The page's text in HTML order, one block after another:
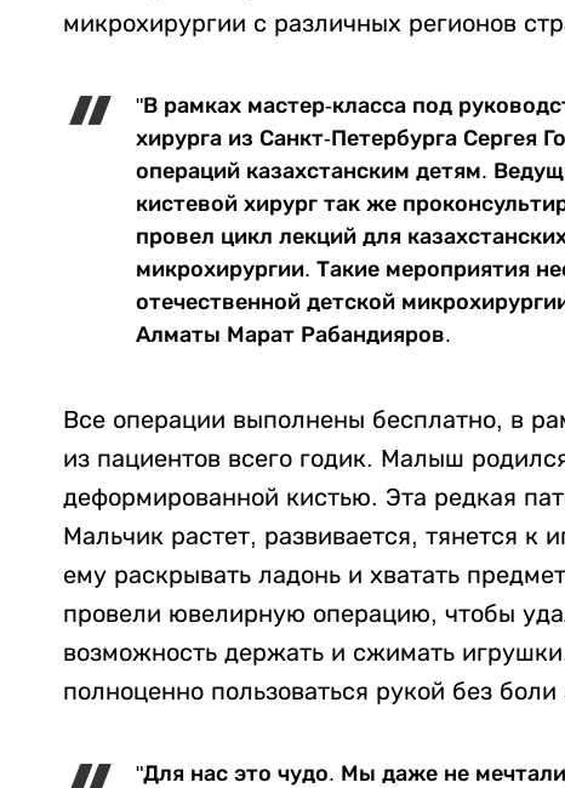
микрохирургии с различных регионов
"В рамках мастер-класса под
хирурга из Санкт-Петербурга Сергея
операций казахстанским детям.
кистевой хирург так же
провел цикл лекций для
микрохирургии. Такие мероприятия
отечественной детской
Алматы Марат Рабандияров.
Все операции выполнены бесплатно, в
из пациентов всего годик. Малыш
деформированной кистью. Эта редкая
Мальчик растет, развивается, тянется
ему раскрывать ладонь и хватать
провели ювелирную операцию, чтобы
возможность держать и сжимать
полноценно пользоваться рукой без
"Для нас это чудо. Мы даже не